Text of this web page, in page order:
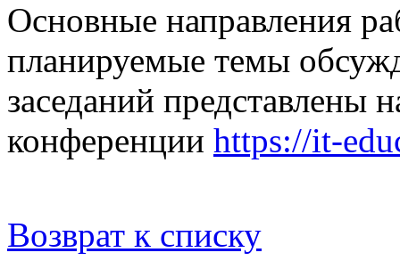
Основные направления
планируемые темы
заседаний представлены
конференции https://it-
Возврат к списку